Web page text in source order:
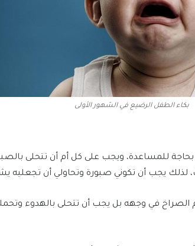
بكاء الطفل الرضيع في الشهور الأولى
للمساعدة، ويجب على كل أم أن تتحلى
يجب أن تكوني صبورة وتحاولي أن تجعليه
الصراخ في وجهه بل يجب أن تتحلى بالهدوء